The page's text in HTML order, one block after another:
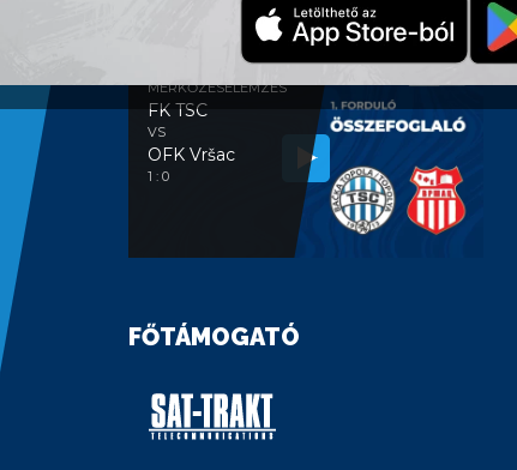
MÉRKŐZÉSELEMZÉS
MÉRKŐZÉSELEMZÉS
FK TSC
VS
OFK Vršac
1 : 0
FŐTÁMOGATÓ